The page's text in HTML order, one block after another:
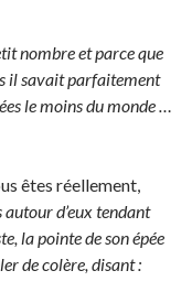
nombre et parce que
il savait parfaitement
le moins du monde …
êtes réellement,
d’eux tendant
la pointe de son épée
de colère, disant :